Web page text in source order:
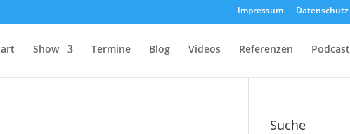
Impressum Datenschutz
Show Termine Blog Videos Referenzen Podcast
Suche